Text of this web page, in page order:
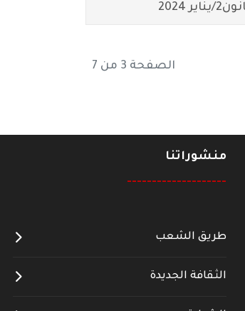
الصفحة 3 من 7
منشوراتنا
--------------------
طريق الشعب
الثقافة الجديدة